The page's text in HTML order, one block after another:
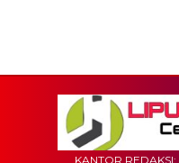
KANTOR